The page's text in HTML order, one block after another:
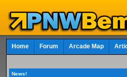
Home Forum Arcade Map
News!